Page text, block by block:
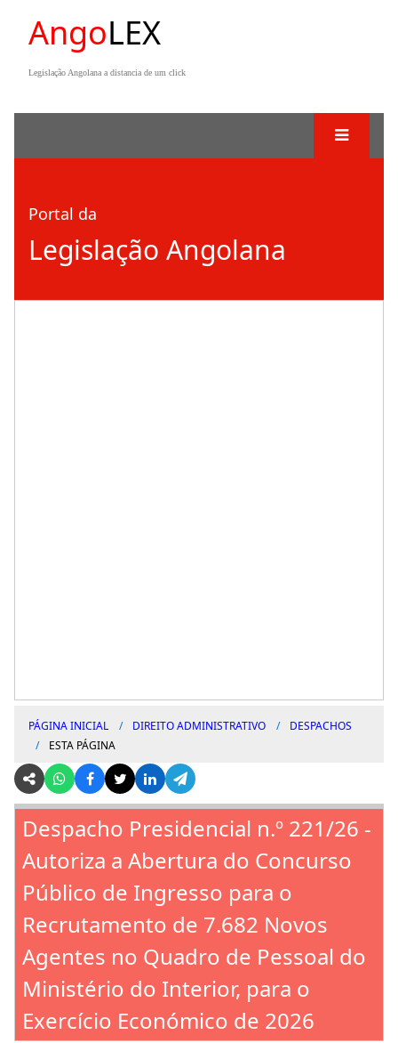
AngoLEX
Legislação Angolana a distancia de um click
Portal da
Legislação Angolana
PÁGINA INICIAL DIREITO ADMINISTRATIVO
DESPACHOS
ESTA PÁGINA
Despacho Presidencial n.º 221/26 -
Autoriza a Abertura do Concurso
Público de Ingresso para o
Recrutamento de 7.682 Novos
Agentes no Quadro de Pessoal do
Ministério do Interior, para o
Exercício Económico de 2026